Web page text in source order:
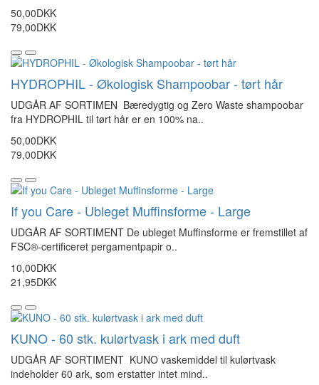
50,00DKK
79,00DKK
HYDROPHIL - Økologisk Shampoobar - tørt hår
UDGÅR AF SORTIMEN Bæredygtig og Zero Waste shampoobar
fra HYDROPHIL til tørt hår er en 100% na..
50,00DKK
79,00DKK
If you Care - Ubleget Muffinsforme - Large
UDGÅR AF SORTIMENT De ubleget Muffinsforme er fremstillet af
FSC®-certificeret pergamentpapir o..
10,00DKK
21,95DKK
KUNO - 60 stk. kulørtvask i ark med duft
UDGÅR AF SORTIMENT KUNO vaskemiddel til kulørtvask
indeholder 60 ark, som erstatter intet mind..